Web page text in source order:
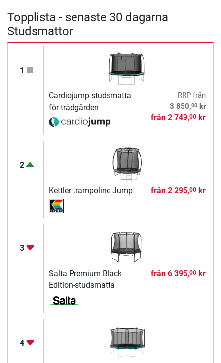
Topplista - senaste 30 dagarna
Studsmattor
1
Cardiojump studsmatta
för trädgården
RRPfrån
3 850,00kr
från 2 749,00kr
2
Kettler trampoline Jump från 2 295,00kr
3
Salta Premium Black
Edition-studsmatta
från 6 395,00kr
4